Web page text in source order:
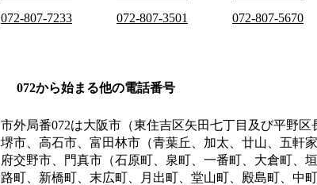
072-807-7233
072-807-3501 072-807-5670
072から始まる他の電話番号
市外局番072は大阪市（東住吉区矢田七丁目及び平野区
堺市、高石市、富田林市（青葉丘、加太、廿山、五軒
府交野市、門真市（石原町、泉町、一番町、大倉町、
路町、新橋町、末広町、月出町、堂山町、殿島町、中